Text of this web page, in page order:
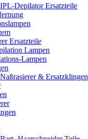
Depilator Ersatzteile
Ersatzteile
Lampen
Lampen
& Ersatzklingen